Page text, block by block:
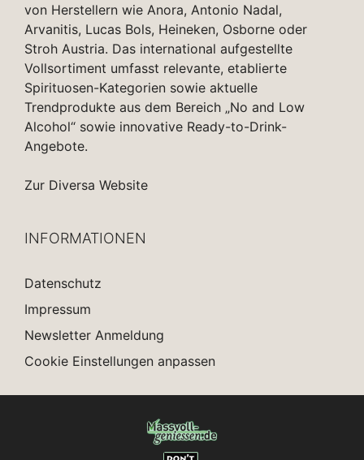
von Herstellern wie Anora, Antonio Nadal,
Arvanitis, Lucas Bols, Heineken, Osborne oder
Stroh Austria. Das international aufgestellte
Vollsortiment umfasst relevante, etablierte
Spirituosen-Kategorien sowie aktuelle
Trendprodukte aus dem Bereich „No and Low
Alcohol“ sowie innovative Ready-to-Drink-
Angebote.
Zur Diversa Website
INFORMATIONEN
Datenschutz
Impressum
Newsletter Anmeldung
Cookie Einstellungen anpassen